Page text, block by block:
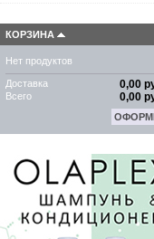
КОРЗИНА
Нет продуктов
Доставка 0,00
Всего 0,00